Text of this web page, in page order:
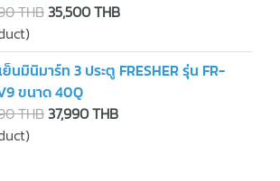
THB35,500 THB
นมินิมาร์ท 3 ประตู FRESHER รุ่น FR-
ขนาด 40Q
THB37,990 THB